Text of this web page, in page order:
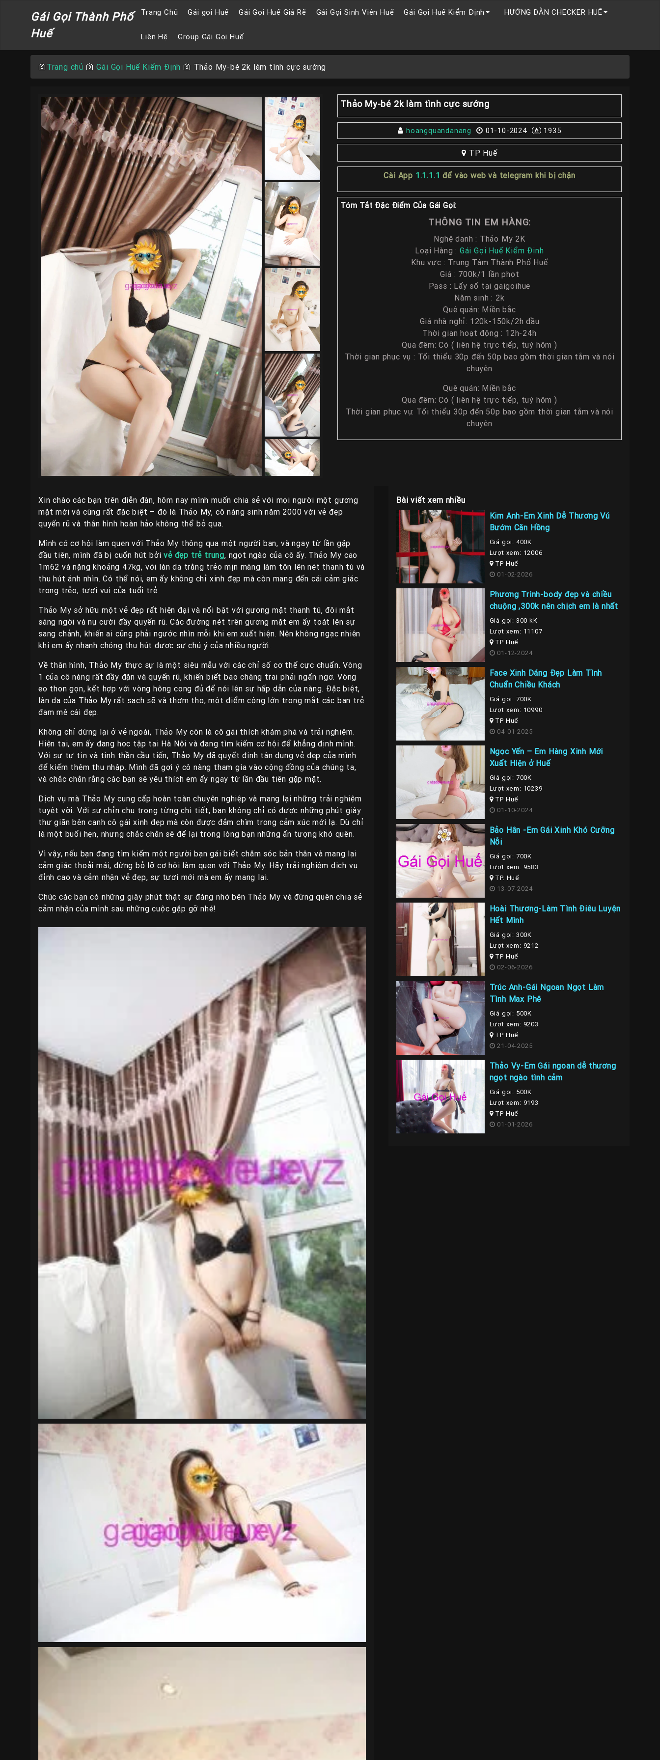
Gái Gọi Thành Phố
Huế
Trang Chủ Gái gọi Huế Gái Gọi Huế Giá Rẽ Gái Gọi Sinh Viên Huế Gái Gọi Huế Kiểm Định HƯỚNG DẪN CHECKER HUẾ
Liên Hệ Group Gái Gọi Huế
🛐 Trang chủ 🛐Gái Gọi Huế Kiểm Định 🛐 Thảo My-bé 2k làm tình cực sướng
Thảo My-bé 2k làm tình cực sướng
hoangquandanang 01-10-2024 1935
TP Huế
Cài App 1.1.1.1 để vào web và telegram khi bị chặn
Tóm Tắt Đặc Điểm Của Gái Gọi:
THÔNG TIN EM HÀNG:
Nghệ danh : Thảo My 2K
Loại Hàng : Gái Gọi Huế Kiểm Định
Khu vực : Trung Tâm Thành Phố Huế
Giá : 700k/1 lần phọt
Pass : Lấy số tại gaigoihue
Năm sinh : 2k
Quê quán: Miền bắc
Giá nhà nghỉ: 120k-150k/2h đầu
Thời gian hoạt động : 12h-24h
Qua đêm: Có ( liên hệ trực tiếp, tuỳ hôm )
Thời gian phục vụ : Tối thiểu 30p đến 50p bao gồm thời gian tắm và nói
chuyện
Quê quán: Miền bắc
Qua đêm: Có ( liên hệ trực tiếp, tuỳ hôm )
Thời gian phục vụ: Tối thiểu 30p đến 50p bao gồm thời gian tắm và nói
chuyện
Xin chào các bạn trên diễn đàn, hôm nay mình muốn chia sẻ với mọi người một gương
mặt mới và cũng rất đặc biệt – đó là Thảo My, cô nàng sinh năm 2000 với vẻ đẹp
quyến rũ và thân hình hoàn hảo không thể bỏ qua.
Mình có cơ hội làm quen với Thảo My thông qua một người bạn, và ngay từ lần gặp
đầu tiên, mình đã bị cuốn hút bởivẻ đẹp trẻ trung, ngọt ngào của cô ấy. Thảo My cao
1m62 và nặng khoảng 47kg, với làn da trắng trẻo mịn màng làm tôn lên nét thanh tú và
thu hút ánh nhìn. Có thể nói, em ấy không chỉ xinh đẹp mà còn mang đến cái cảm giác
trong trẻo, tươi vui của tuổi trẻ.
Thảo My sở hữu một vẻ đẹp rất hiện đại và nổi bật với gương mặt thanh tú, đôi mắt
sáng ngời và nụ cười đầy quyến rũ. Các đường nét trên gương mặt em ấy toát lên sự
sang chảnh, khiến ai cũng phải ngước nhìn mỗi khi em xuất hiện. Nên không ngạc nhiên
khi em ấy nhanh chóng thu hút được sự chú ý của nhiều người.
Về thân hình, Thảo My thực sự là một siêu mẫu với các chỉ số cơ thể cực chuẩn. Vòng
1 của cô nàng rất đầy đặn và quyến rũ, khiến biết bao chàng trai phải ngẩn ngơ. Vòng
eo thon gọn, kết hợp với vòng hông cong đủ để nói lên sự hấp dẫn của nàng. Đặc biệt,
làn da của Thảo My rất sạch sẽ và thơm tho, một điểm cộng lớn trong mắt các bạn trẻ
đam mê cái đẹp.
Không chỉ dừng lại ở vẻ ngoài, Thảo My còn là cô gái thích khám phá và trải nghiệm.
Hiện tại, em ấy đang học tập tại Hà Nội và đang tìm kiếm cơ hội để khẳng định mình.
Với sự tự tin và tinh thần cầu tiến, Thảo My đã quyết định tận dụng vẻ đẹp của mình
để kiếm thêm thu nhập. Mình đã gợi ý cô nàng tham gia vào cộng đồng của chúng ta,
và chắc chắn rằng các bạn sẽ yêu thích em ấy ngay từ lần đầu tiên gặp mặt.
Dịch vụ mà Thảo My cung cấp hoàn toàn chuyên nghiệp và mang lại những trải nghiệm
tuyệt vời. Với sự chỉn chu trong từng chi tiết, bạn không chỉ có được những phút giây
thư giãn bên cạnh cô gái xinh đẹp mà còn được đắm chìm trong cảm xúc mới lạ. Dù chỉ
là một buổi hẹn, nhưng chắc chắn sẽ để lại trong lòng bạn những ấn tượng khó quên.
Vì vậy, nếu bạn đang tìm kiếm một người bạn gái biết chăm sóc bản thân và mang lại
cảm giác thoải mái, đừng bỏ lỡ cơ hội làm quen với Thảo My. Hãy trải nghiệm dịch vụ
đỉnh cao và cảm nhận vẻ đẹp, sự tươi mới mà em ấy mang lại.
Chúc các bạn có những giây phút thật sự đáng nhớ bên Thảo My và đừng quên chia sẻ
cảm nhận của mình sau những cuộc gặp gỡ nhé!
Bài viết xem nhiều
Kim Anh-Em Xinh Dễ Thương Vú
Bướm Căn Hồng
Giá gọi: 400K
Lượt xem: 12006
TP Huế
01-02-2026
Phương Trinh-body đẹp và chiều
chuộng ,300k nên chịch em là nhất
Giá gọi: 300 kK
Lượt xem: 11107
TP Huế
01-12-2024
Face Xinh Dáng Đẹp Làm Tình
Chuẩn Chiều Khách
Giá gọi: 700K
Lượt xem: 10990
TP Huế
04-01-2025
Ngọc Yến – Em Hàng Xinh Mới
Xuất Hiện ở Huế
Giá gọi: 700K
Lượt xem: 10239
TP Huế
01-10-2024
Bảo Hân -Em Gái Xinh Khó Cưỡng
Nỗi
Giá gọi: 700K
Lượt xem: 9583
TP. Huế
13-07-2024
Hoài Thương-Làm Tình Điêu Luyện
Hết Mình
Giá gọi: 300K
Lượt xem: 9212
TP Huế
02-06-2026
Trúc Anh-Gái Ngoan Ngọt Làm
Tình Max Phê
Giá gọi: 500K
Lượt xem: 9203
TP Huế
21-04-2025
Thảo Vy-Em Gái ngoan dễ thương
ngọt ngào tình cảm
Giá gọi: 500K
Lượt xem: 9193
TP Huế
01-01-2026